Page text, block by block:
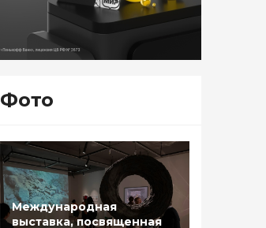
Фото
Международная
выставка, посвященная